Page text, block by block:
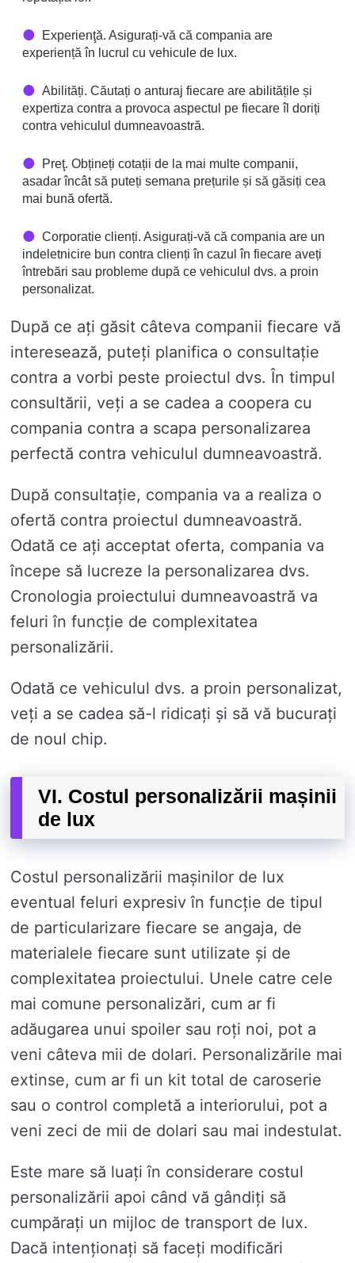
Experienţă. Asigurați-vă că compania are
experiență în lucrul cu vehicule de lux.
Abilități. Căutați o anturaj fiecare are abilitățile și
expertiza contra a provoca aspectul pe fiecare îl doriți
contra vehiculul dumneavoastră.
Preţ. Obțineți cotații de la mai multe companii,
asadar încât să puteți semana prețurile și să găsiți cea
mai bună ofertă.
Corporatie clienți. Asigurați-vă că compania are un
indeletnicire bun contra clienți în cazul în fiecare aveți
întrebări sau probleme după ce vehiculul dvs. a proin
personalizat.
După ce ați găsit câteva companii fiecare vă
interesează, puteți planifica o consultație
contra a vorbi peste proiectul dvs. În timpul
consultării, veți a se cadea a coopera cu
compania contra a scapa personalizarea
perfectă contra vehiculul dumneavoastră.
După consultație, compania va a realiza o
ofertă contra proiectul dumneavoastră.
Odată ce ați acceptat oferta, compania va
începe să lucreze la personalizarea dvs.
Cronologia proiectului dumneavoastră va
feluri în funcție de complexitatea
personalizării.
Odată ce vehiculul dvs. a proin personalizat,
veți a se cadea să-l ridicați și să vă bucurați
de noul chip.
VI. Costul personalizării mașinii
de lux
Costul personalizării mașinilor de lux
eventual feluri expresiv în funcție de tipul
de particularizare fiecare se angaja, de
materialele fiecare sunt utilizate și de
complexitatea proiectului. Unele catre cele
mai comune personalizări, cum ar fi
adăugarea unui spoiler sau roți noi, pot a
veni câteva mii de dolari. Personalizările mai
extinse, cum ar fi un kit total de caroserie
sau o control completă a interiorului, pot a
veni zeci de mii de dolari sau mai indestulat.
Este mare să luați în considerare costul
personalizării apoi când vă gândiți să
cumpărați un mijloc de transport de lux.
Dacă intenționați să faceți modificări